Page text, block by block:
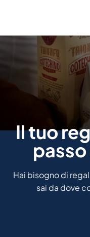
Il tuo
Hai bisogno di
sai da dove